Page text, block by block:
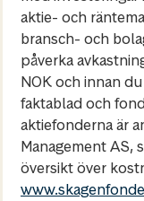
aktie- och
bransch- och
påverka
NOK och innan
faktablad och
aktiefonderna är
Management AS,
översikt över